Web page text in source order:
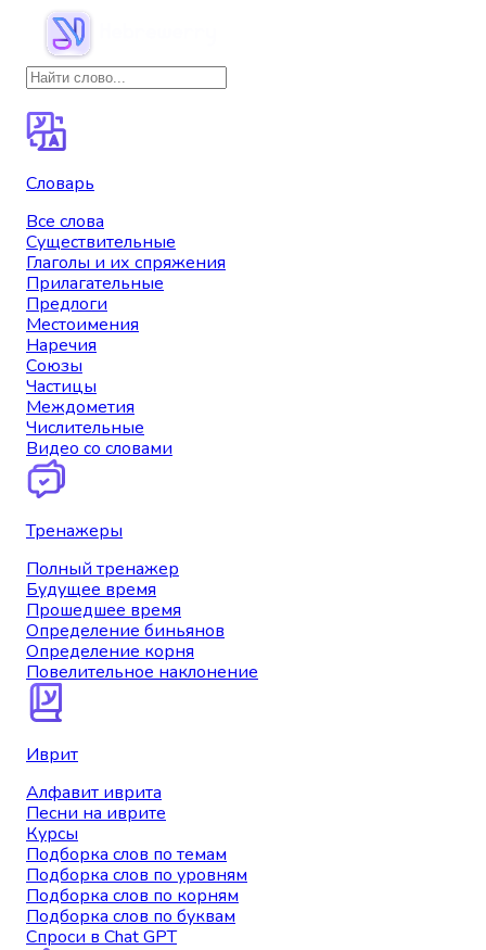
Словарь
Все слова
Существительные
Глаголы и их спряжения
Прилагательные
Предлоги
Местоимения
Наречия
Союзы
Частицы
Междометия
Числительные
Видео со словами
Тренажеры
Полный тренажер
Будущее время
Прошедшее время
Определение биньянов
Определение корня
Повелительное наклонение
Иврит
Алфавит иврита
Песни на иврите
Курсы
Подборка слов по темам
Подборка слов по уровням
Подборка слов по корням
Подборка слов по буквам
Спроси в Chat GPT